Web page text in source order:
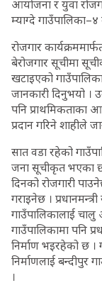
आयोजना र युवा
म्याग्दे
रोजगार
बेरोजगार सूचीमा
खटाइएको
जानकारी दिनुभयो ।
पनि प्राथमिकताका
प्रदान गरिने शाहीले
सात वडा रहेको
जना सूचीकृत भएका
दिनको रोजगारी
गराइनेछ ।
गाउँपालिकालाई
गाउँपालिकामा पनि
निर्माण भइरहेको छ
निर्माणलाई बन्दीपुर
।